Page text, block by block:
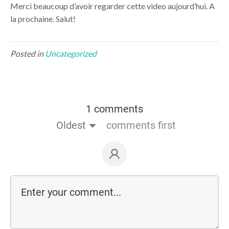
Merci beaucoup d’avoir regarder cette video aujourd’hui. A
la prochaine. Salut!
Posted in Uncategorized
1 comments
Oldest
comments first